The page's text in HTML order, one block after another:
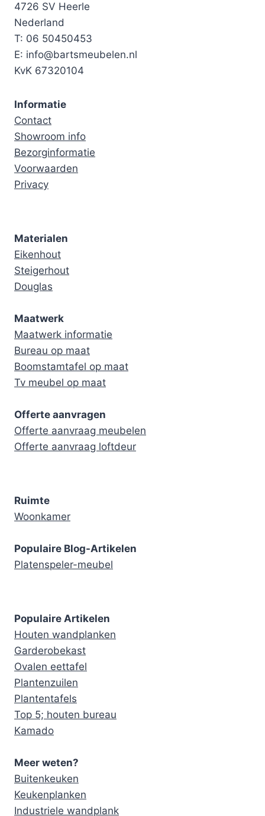
4726 SV Heerle
Nederland
T: 06 50450453
E: info@bartsmeubelen.nl
KvK 67320104
Informatie
Contact
Showroom info
Bezorginformatie
Voorwaarden
Privacy
Materialen
Eikenhout
Steigerhout
Douglas
Maatwerk
Maatwerk informatie
Bureau op maat
Boomstamtafel op maat
Tv meubel op maat
Offerte aanvragen
Offerte aanvraag meubelen
Offerte aanvraag loftdeur
Ruimte
Woonkamer
Populaire Blog-Artikelen
Platenspeler-meubel
Populaire Artikelen
Houten wandplanken
Garderobekast
Ovalen eettafel
Plantenzuilen
Plantentafels
Top 5; houten bureau
Kamado
Meer weten?
Buitenkeuken
Keukenplanken
Industriele wandplank